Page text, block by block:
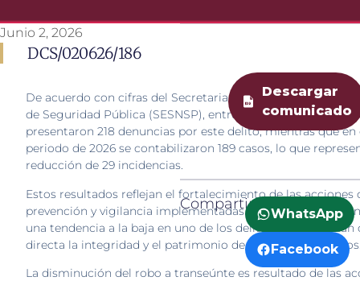
Junio 2, 2026
DCS/020626/186
De acuerdo con cifras del Secretariado Ejecutivo del
de Seguridad Pública (SESNSP), entre enero y abril de 2025
presentaron 218 denuncias por este delito, mientras que
periodo de 2026 se contabilizaron 189 casos, lo que
reducción de 29 incidencias.
Estos resultados reflejan el fortalecimiento de las acciones
prevención y vigilancia implementadas en el municipio,
una tendencia a la baja en uno de los delitos que impactan
directa la integridad y el patrimonio de las y los
La disminución del robo a transeúnte es resultado de las
Descargar
comunicado
Compartir:
WhatsApp
Facebook